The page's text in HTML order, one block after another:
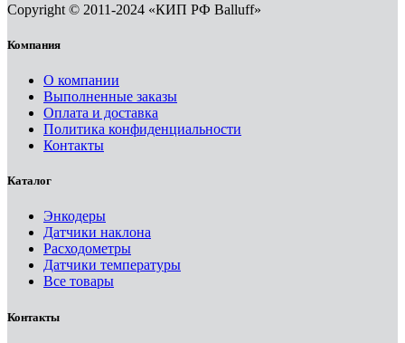
Copyright © 2011-2024 «КИП РФ Balluff»
Компания
О компании
Выполненные заказы
Оплата и доставка
Политика конфиденциальности
Контакты
Каталог
Энкодеры
Датчики наклона
Расходометры
Датчики температуры
Все товары
Контакты